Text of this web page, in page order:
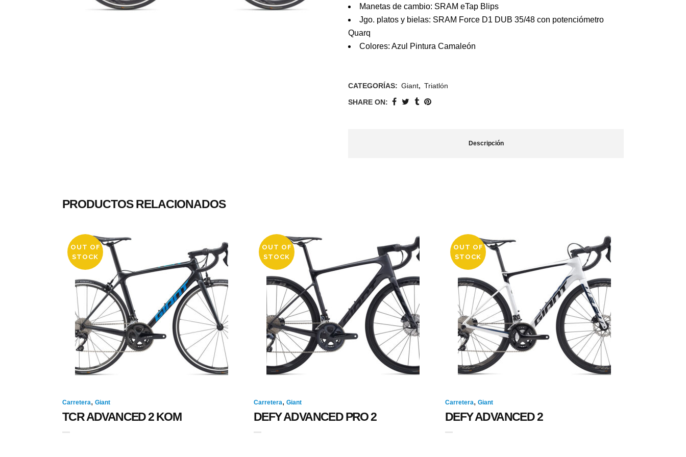
Manetas de cambio: SRAM eTap Blips
Jgo. platos y bielas: SRAM Force D1 DUB 35/48 con potenciómetro
Quarq
Colores: Azul Pintura Camaleón
CATEGORÍAS: Giant, Triatlón
SHARE ON:
Descripción
PRODUCTOS RELACIONADOS
OUT OF
STOCK
Carretera, Giant
TCR ADVANCED 2 KOM
OUT OF
STOCK
Carretera, Giant
DEFY ADVANCED PRO 2
OUT OF
STOCK
Carretera, Giant
DEFY ADVANCED 2